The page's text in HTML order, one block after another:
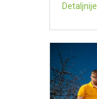
Detaljnije